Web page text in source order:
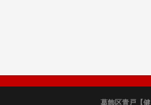
葛飾区青戸【